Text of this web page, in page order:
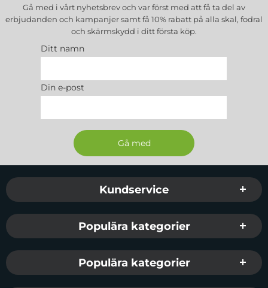
Gå med i vårt nyhetsbrev och var först med att få ta del av
erbjudanden och kampanjer samt få 10% rabatt på alla skal, fodral
och skärmskydd i ditt första köp.
Ditt namn
Din e-post
Sidfot Blandad info och länkar
Kundservice
Populära kategorier
Populära kategorier